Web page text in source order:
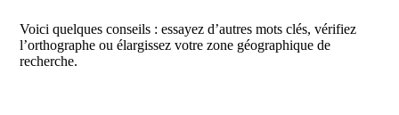
Voici quelques conseils : essayez d’autres mots clés, vérifiez
l’orthographe ou élargissez votre zone géographique de
recherche.